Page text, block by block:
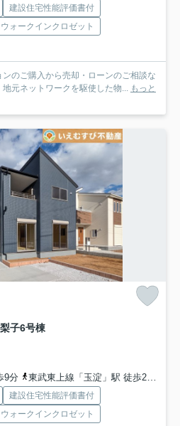
建設住宅性能評価書付
ウォークインクロゼット
のご購入から売却・ローンのご相談な
元ネットワークを駆使した物... もっと
子6号棟
9分
東武東上線「玉淀」駅 徒歩27分
建設住宅性能評価書付
ウォークインクロゼット